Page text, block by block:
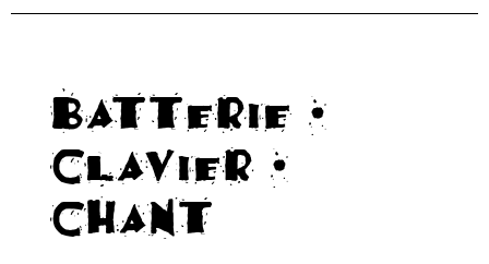
Batterie ·
Clavier ·
Chant